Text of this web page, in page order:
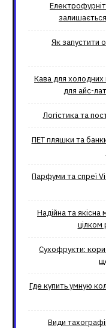
Як запустити
Кава для холодних
для айс-
Логістика та
ПЕТ пляшки та
Парфуми та спреї
Надійна та
цілком
Сухофрукти:
Где купить умную
Види